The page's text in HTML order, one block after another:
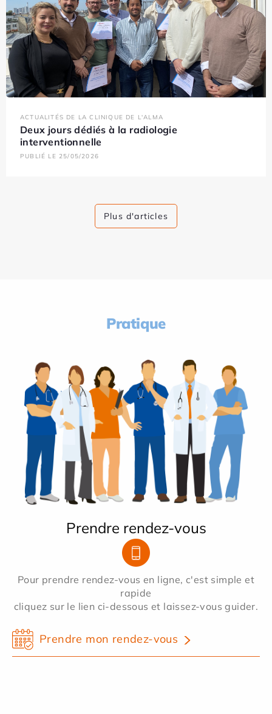
ACTUALITÉS DE LA CLINIQUE DE L'ALMA
Deux jours dédiés à la radiologie
interventionnelle
PUBLIÉ LE 25/05/2026
Plus d'articles
Pratique
Prendre rendez-vous
Pour prendre rendez-vous en ligne, c'est simple et
rapide
cliquez sur le lien ci-dessous et laissez-vous guider.
Prendre mon rendez-vous